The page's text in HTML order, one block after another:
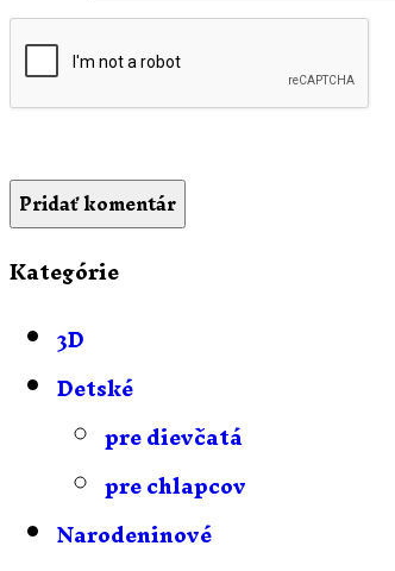
Kategórie
3D
Detské
pre dievčatá
pre chlapcov
Narodeninové